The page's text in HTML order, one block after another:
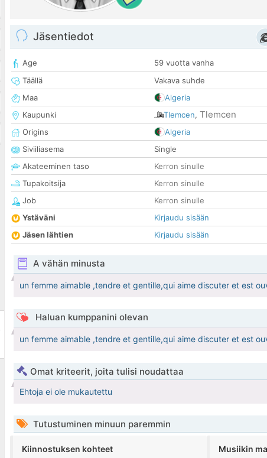
Jäsentiedot
Age
59 vuotta vanha
Täällä
Vakava suhde
Maa
Algeria
Kaupunki
Tlemcen, Tlemcen
Origins
Algeria
Siviiliasema
Single
Akateeminen taso
Kerron sinulle
Tupakoitsija
Kerron sinulle
Job
Kerron sinulle
Ystäväni
Kirjaudu sisään
Jäsen lähtien
Kirjaudu sisään
A vähän minusta
un femme aimable ,tendre et gentille,qui aime discuter et est
Haluan kumppanini olevan
un femme aimable ,tendre et gentille,qui aime discuter et est
Omat kriteerit, joita tulisi noudattaa
Ehtoja ei ole mukautettu
Tutustuminen minuun paremmin
Kiinnostuksen kohteet Musiikin